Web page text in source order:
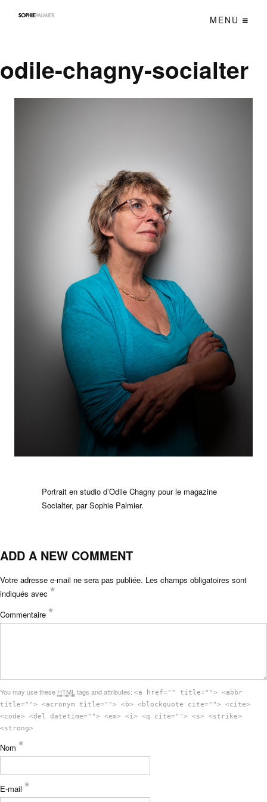
MENU
odile-chagny-socialter
Portrait en studio d’Odile Chagny pour le magazine
Socialter, par Sophie Palmier.
ADD A NEW COMMENT
Votre adresse e-mail ne sera pas publiée. Les champs obligatoires sont
indiqués avec *
Commentaire *
You may use these HTMLtags and attributes: <a href="" title=""> <abbr
title=""> <acronym title=""> <b> <blockquote cite=""> <cite>
<code> <del datetime=""> <em> <i> <q cite=""> <s> <strike>
<strong>
Nom *
E-mail *